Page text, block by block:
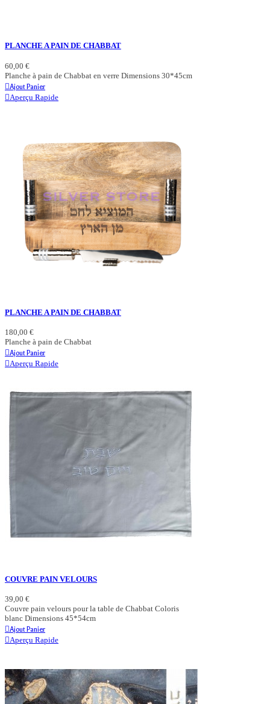
PLANCHE A PAIN DE CHABBAT
60,00 €
Planche à pain de Chabbat en verre Dimensions 30*45cm
Ajout Panier
Aperçu Rapide
PLANCHE A PAIN DE CHABBAT
180,00 €
Planche à pain de Chabbat
Ajout Panier
Aperçu Rapide
COUVRE PAIN VELOURS
39,00 €
Couvre pain velours pour la table de Chabbat Coloris
blanc Dimensions 45*54cm
Ajout Panier
Aperçu Rapide